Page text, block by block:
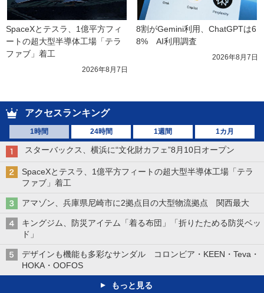
SpaceXとテスラ、1億平方フィ
ートの超大型半導体工場「テラ
ファブ」着工
2026年8月7日
8割がGemini利用、ChatGPTは6
8%　AI利用調査
2026年8月7日
アクセスランキング
1時間 24時間 1週間 1カ月
スターバックス、横浜に“文化財カフェ”8月10日オープン
SpaceXとテスラ、1億平方フィートの超大型半導体工場「テラ
ファブ」着工
アマゾン、兵庫県尼崎市に2拠点目の大型物流拠点 関西最大
キングジム、防災アイテム「着る布団」「折りたためる防災ベッ
ド」
デザインも機能も多彩なサンダル コロンビア・KEEN・Teva・
HOKA・OOFOS
もっと見る